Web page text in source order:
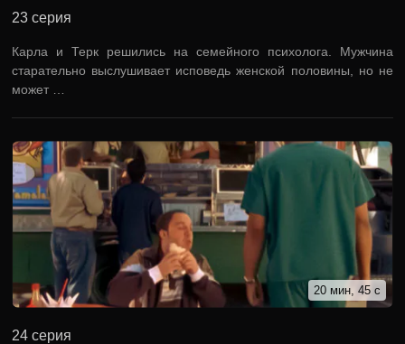
23 серия
Карла и Терк решились на семейного психолога. Мужчина
старательно выслушивает исповедь женской половины, но не
может …
20 мин, 45 с
24 серия